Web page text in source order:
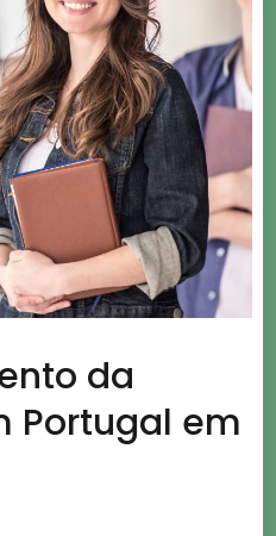
da
Portugal em